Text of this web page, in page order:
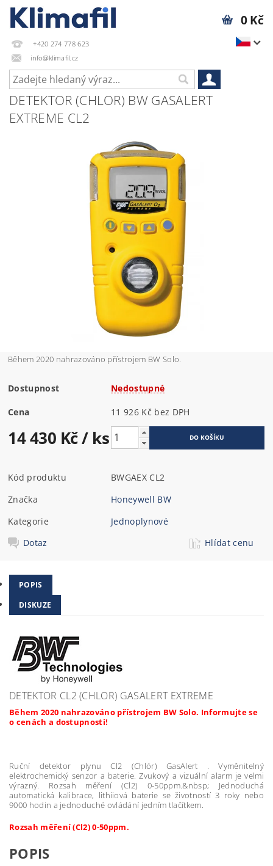
+420 274 778 623
info@klimafil.cz
0 Kč
DETEKTOR (CHLOR) BW GASALERT
EXTREME CL2
Během 2020 nahrazováno přístrojem BW Solo.
Dostupnost Nedostupné
Cena 11 926 Kč bez DPH
14 430 Kč/ ks
Kód produktu
BWGAEX CL2
Značka
Honeywell BW
Kategorie
Jednoplynové
Dotaz
Hlídat cenu
POPIS
DISKUZE
DETEKTOR CL2 (CHLOR) GASALERT EXTREME
Během 2020 nahrazováno přístrojem BW Solo. Informujte se
o cenách a dostupnosti!
Ruční detektor plynu Cl2 (Chlór) GasAlert . Vyměnitelný
elektrochemický senzor a baterie. Zvukový a vizuální alarm je velmi
výrazný. Rozsah měření (Cl2) 0-50ppm.&nbsp; Jednoduchá
automatická kalibrace, lithiiová baterie se životností 3 roky nebo
9000 hodin a jednoduché ovládání jedním tlačítkem.
Rozsah měření (Cl2) 0-50ppm.
POPIS